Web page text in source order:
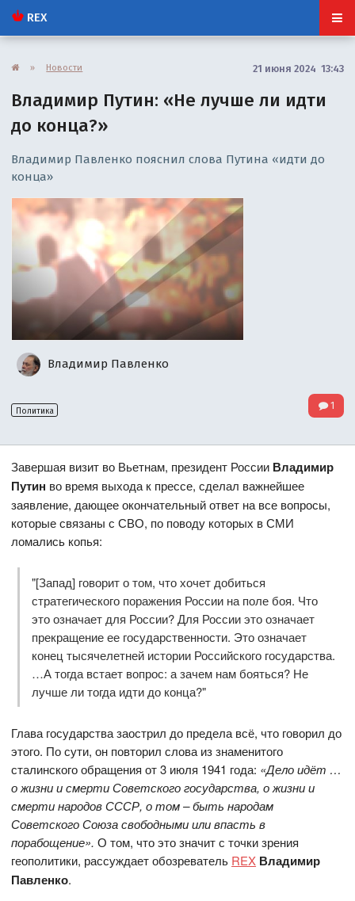
REX
» Новости 21 июня 2024 13:43
Владимир Путин: «Не лучше ли идти
до конца?»
Владимир Павленко пояснил слова Путина «идти до
конца»
Владимир Павленко
Политика 1
Завершая визит во Вьетнам, президент России Владимир
Путин во время выхода к прессе, сделал важнейшее
заявление, дающее окончательный ответ на все вопросы,
которые связаны с СВО, по поводу которых в СМИ
ломались копья:
"[Запад] говорит о том, что хочет добиться
стратегического поражения России на поле боя. Что
это означает для России? Для России это означает
прекращение ее государственности. Это означает
конец тысячелетней истории Российского государства.
…А тогда встает вопрос: а зачем нам бояться? Не
лучше ли тогда идти до конца?"
Глава государства заострил до предела всё, что говорил до
этого. По сути, он повторил слова из знаменитого
сталинского обращения от 3 июля 1941 года: «Дело идёт …
о жизни и смерти Советского государства, о жизни и
смерти народов СССР, о том – быть народам
Советского Союза свободными или впасть в
порабощение». О том, что это значит с точки зрения
геополитики, рассуждает обозреватель REX Владимир
Павленко.